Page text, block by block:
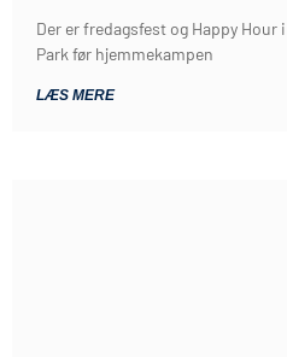
Der er fredagsfest og Happy Hour
Park før hjemmekampen
LÆS MERE